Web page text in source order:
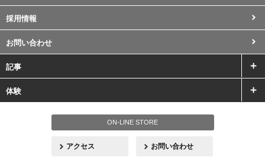
採用情報
お問い合わせ
記事
体験
ON-LINE STORE
アクセス お問い合わせ